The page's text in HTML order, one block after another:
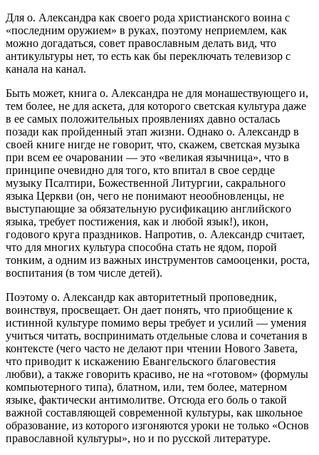
Для о. Александра как своего рода христианского воина с
«последним оружием» в руках, поэтому неприемлем, как
можно догадаться, совет православным делать вид, что
антикультуры нет, то есть как бы переключать телевизор с
канала на канал.
Быть может, книга о. Александра не для монашествующего и,
тем более, не для аскета, для которого светская культура даже
в ее самых положительных проявлениях давно осталась
позади как пройденный этап жизни. Однако о. Александр в
своей книге нигде не говорит, что, скажем, светская музыка
при всем ее очаровании — это «великая язычница», что в
принципе очевидно для того, кто впитал в свое сердце
музыку Псалтири, Божественной Литургии, сакрального
языка Церкви (он, чего не понимают неообновленцы, не
выступающие за обязательную русификацию английского
языка, требует постижения, как и любой язык!), икон,
годового круга праздников. Напротив, о. Александр считает,
что для многих культура способна стать не ядом, порой
тонким, а одним из важных инструментов самооценки, роста,
воспитания (в том числе детей).
Поэтому о. Александр как авторитетный проповедник,
воинствуя, просвещает. Он дает понять, что приобщение к
истинной культуре помимо веры требует и усилий — умения
учиться читать, воспринимать отдельные слова и сочетания в
контексте (чего часто не делают при чтении Нового Завета,
что приводит к искажению Евангельского благовестия
любви), а также говорить красиво, не на «готовом» (формулы
компьютерного типа), блатном, или, тем более, матерном
языке, фактически антимолитве. Отсюда его боль о такой
важной составляющей современной культуры, как школьное
образование, из которого изгоняются уроки не только «Основ
православной культуры», но и по русской литературе.